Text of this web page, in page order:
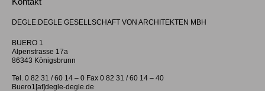
DEGLE.DEGLE GESELLSCHAFT VON ARCHITEKTEN MBH
BUERO 1
Alpenstrasse 17a
86343 Königsbrunn
Tel. 0 82 31 / 60 14 – 0 Fax 0 82 31 / 60 14 – 40
Buero1[at]degle-degle.de